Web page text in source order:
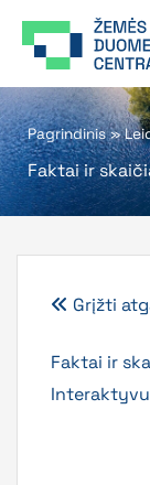
prie
Pagrindinis»
Faktai ir
Grįžti
Faktai ir